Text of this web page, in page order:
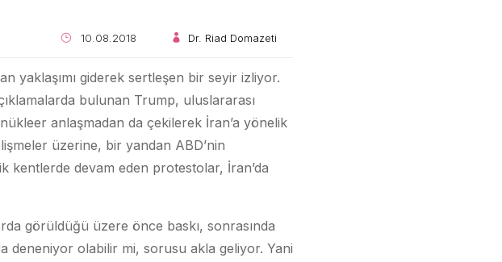
10.08.2018 Dr. Riad Domazeti
yaklaşımı giderek sertleşen bir seyir izliyor.
bulunan Trump, uluslararası
anlaşmadan da çekilerek İran’a yönelik
üzerine, bir yandan ABD’nin
kentlerde devam eden protestolar, İran’da
görüldüğü üzere önce baskı, sonrasında
deneniyor olabilir mi, sorusu akla geliyor. Yani